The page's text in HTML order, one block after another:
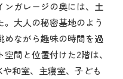
ンガレージの奥には、土
大人の秘密基地のよう
めながら趣味の時間を過
間と位置付けた2階は、
和室、主寝室、子ども